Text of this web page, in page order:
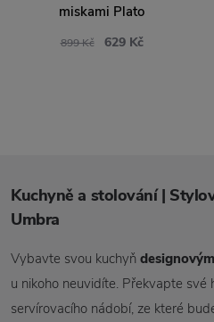
miskami Plato
899 Kč 629 Kč
Kuchyně a stolování |
Umbra
Vybavte svou kuchyň
u nikoho neuvidíte. Překvapte své
servírovacího nádobí, ze které